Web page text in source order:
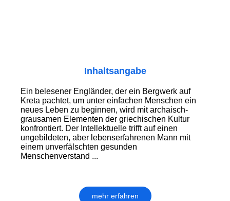
Inhaltsangabe
Ein belesener Engländer, der ein Bergwerk auf
Kreta pachtet, um unter einfachen Menschen ein
neues Leben zu beginnen, wird mit archaisch-
grausamen Elementen der griechischen Kultur
konfrontiert. Der Intellektuelle trifft auf einen
ungebildeten, aber lebenserfahrenen Mann mit
einem unverfälschten gesunden
Menschenverstand ...
mehr erfahren